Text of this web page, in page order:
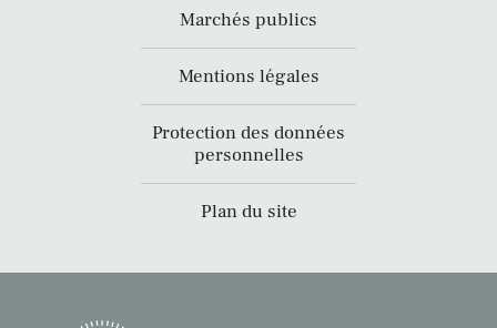
Marchés publics
Mentions légales
Protection des données
personnelles
Plan du site